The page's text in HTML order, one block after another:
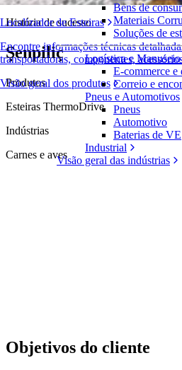
Localizador de Esteiras
Encontre informações técnicas
transportadoras, componentes,
Visão geral dos produtos
Bens de
Materiais
Soluções de
Logística e
E-commerce e
Correio e
Pneus e Automotivos
Pneus
Automotivo
Baterias de VE
Industrial
Visão geral das indústrias
História de sucesso
Şenpiliç
Produtos
Esteiras ThermoDrive
Indústrias
Carnes e aves
Objetivos do cliente